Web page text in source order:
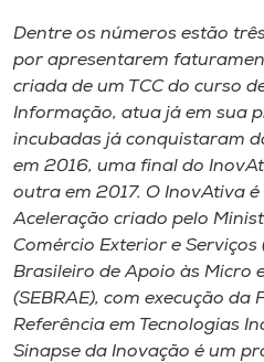
Selecione
o idioma
A+
A-
Dentre os números estão
por apresentarem
criada de um TCC do curso
Informação, atua já em sua
incubadas já conquistaram
em 2016, uma final do
outra em 2017. O InovAtiva
Aceleração criado pelo
Comércio Exterior e Serviços
Brasileiro de Apoio às Micro
(SEBRAE), com execução da
Referência em Tecnologias
Sinapse da Inovação é um